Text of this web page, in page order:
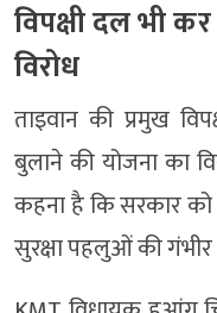
विपक्षी दल भी
विरोध
ताइवान की प्रमुख
बुलाने की योजना का
कहना है कि सरकार
सुरक्षा पहलुओं की गंभीर